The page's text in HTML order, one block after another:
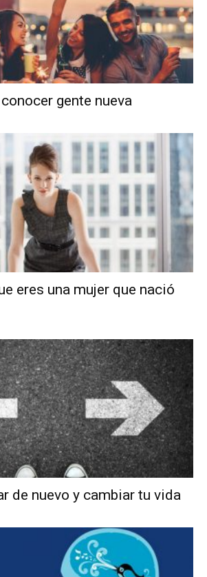
gente nueva
eres una mujer que nació
de nuevo y cambiar tu vida